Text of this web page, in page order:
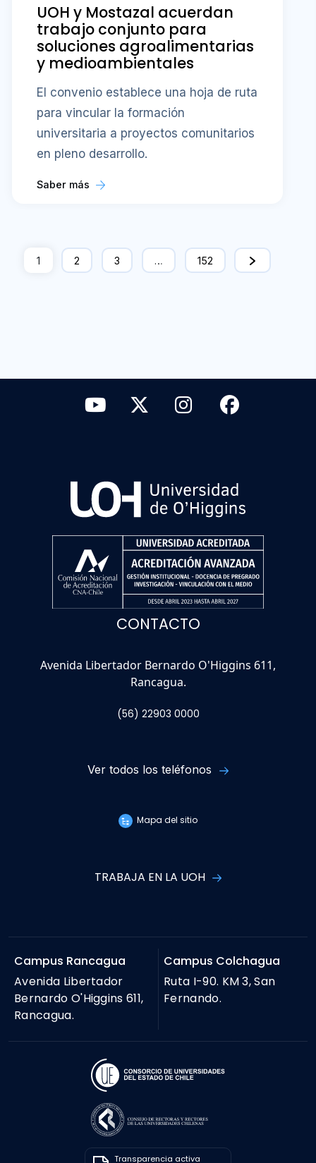
UOH y Mostazal acuerdan
trabajo conjunto para
soluciones agroalimentarias
y medioambientales
El convenio establece una hoja de ruta
para vincular la formación
universitaria a proyectos comunitarios
en pleno desarrollo.
Saber más
1 2 3 … 152
CONTACTO
Avenida Libertador Bernardo O'Higgins 611,
Rancagua.
(56) 22903 0000
Ver todos los teléfonos
Mapa del sitio
TRABAJA EN LA UOH
Campus Rancagua
Avenida Libertador
Bernardo O'Higgins 611,
Rancagua.
Campus Colchagua
Ruta I-90. KM 3, San
Fernando.
Transparencia activa